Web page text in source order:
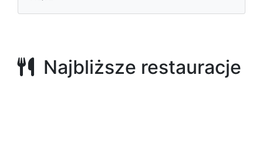
Najbliższe restauracje